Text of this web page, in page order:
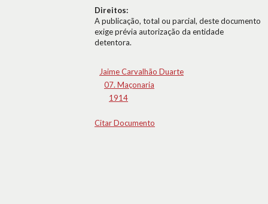
Direitos:
A publicação, total ou parcial, deste documento
exige prévia autorização da entidade
detentora.
Jaime Carvalhão Duarte
07. Maçonaria
1914
Citar Documento